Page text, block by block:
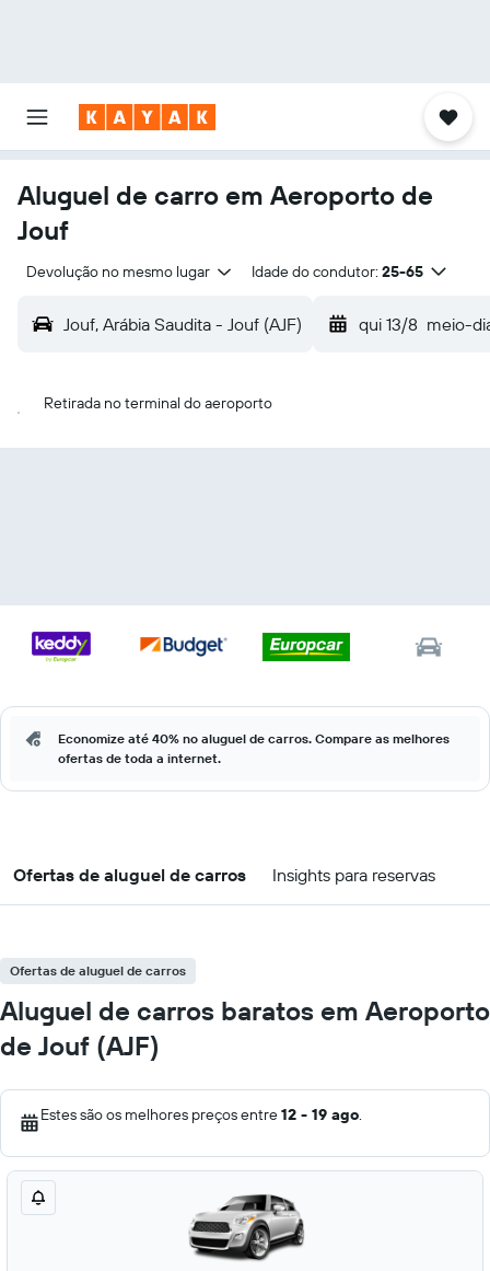
Aluguel de carro em Aeroporto de
Jouf
Devolução no mesmo lugar Idade do condutor: 25-65
Jouf, Arábia Saudita - Jouf (AJF) qui 13/8 meio-
Retirada no terminal do aeroporto
Economize até 40% no aluguel de carros. Compare as melhores
ofertas de toda a internet.
Ofertas de aluguel de carros Insights para reservas
Ofertas de aluguel de carros
Aluguel de carros baratos em Aeroporto
de Jouf (AJF)
Estes são os melhores preços entre12 - 19 ago.